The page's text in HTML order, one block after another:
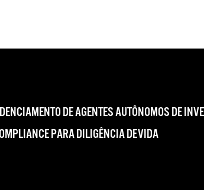
DE AGENTES AUTÔNOMOS DE
PARA DILIGÊNCIA DEVIDA